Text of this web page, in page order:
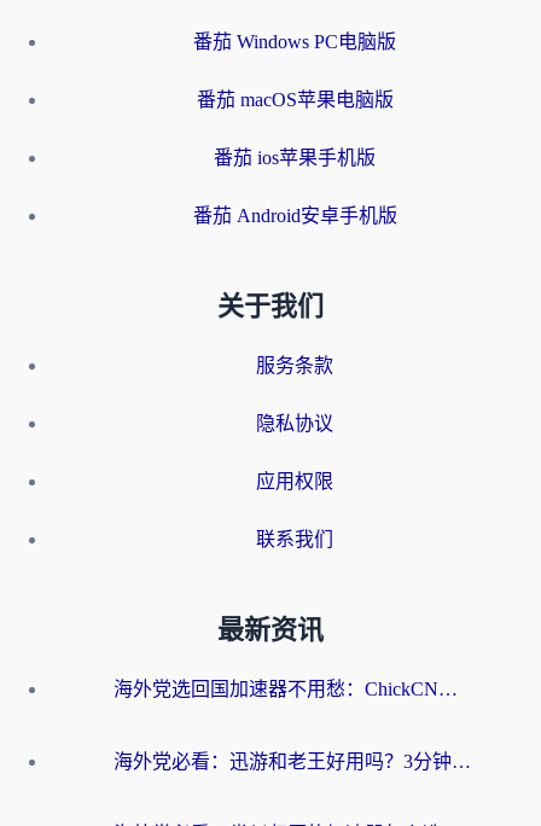
番茄 Windows PC电脑版
番茄 macOS苹果电脑版
番茄 ios苹果手机版
番茄 Android安卓手机版
关于我们
服务条款
隐私协议
应用权限
联系我们
最新资讯
海外党选回国加速器不用愁：ChickCN和洞见哪个好？一篇搞定所有疑问
海外党必看：迅游和老王好用吗？3分钟选对加速国内网络的加速器